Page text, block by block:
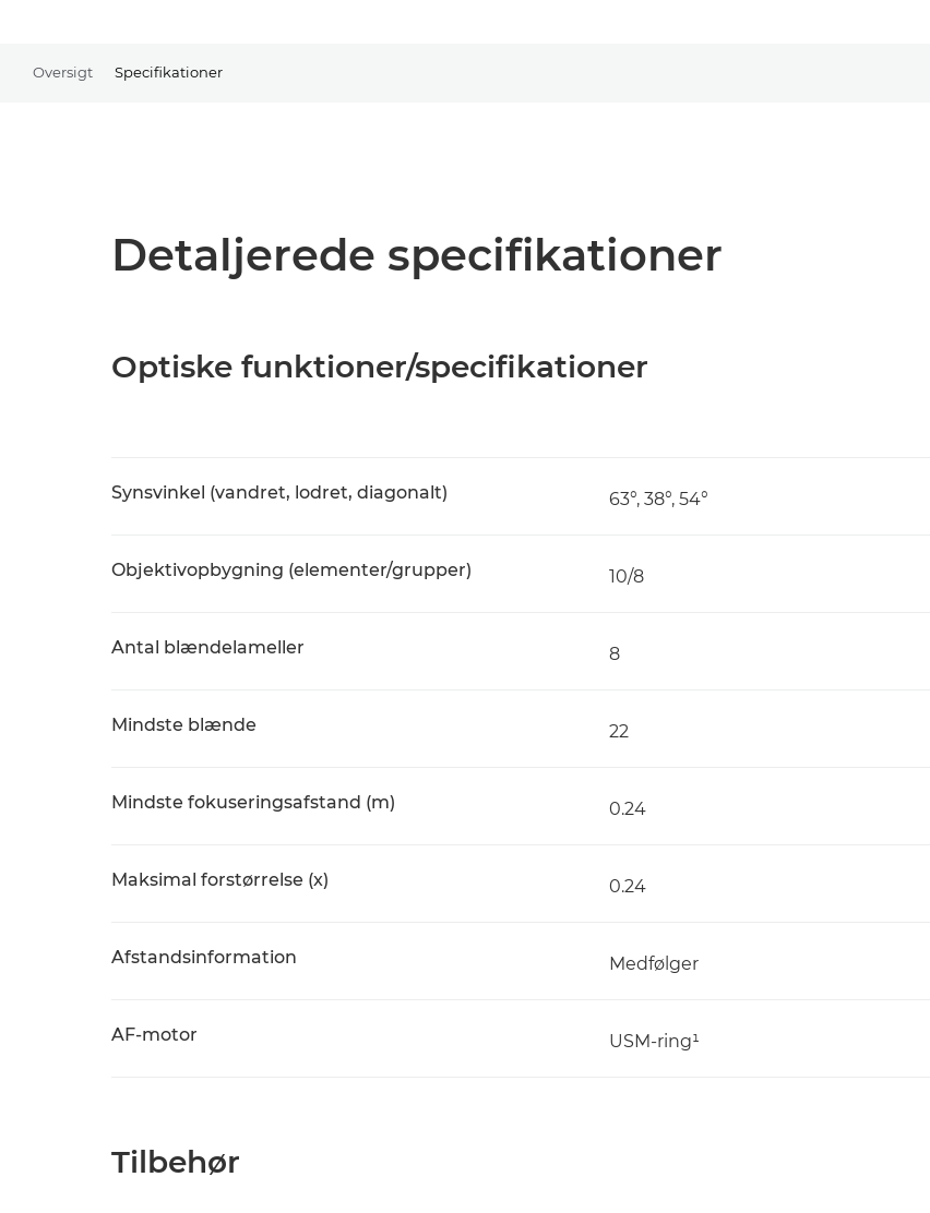
Oversigt Specifikationer
Detaljerede specifikationer
Optiske funktioner/specifikationer
Synsvinkel (vandret, lodret, diagonalt) 63°, 38°, 54°
Objektivopbygning (elementer/grupper) 10/8
Antal blændelameller 8
Mindste blænde 22
Mindste fokuseringsafstand (m) 0.24
Maksimal forstørrelse (x) 0.24
Afstandsinformation Medfølger
AF-motor USM-ring¹
Tilbehør